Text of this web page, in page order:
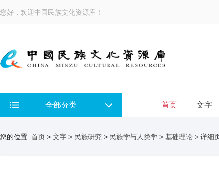
您好，欢迎中国民族文化资源库！
全部分类 首页 文字
您的位置: 首页 > 文字 > 民族研究 > 民族学与人类学 > 基础理论 > 详细